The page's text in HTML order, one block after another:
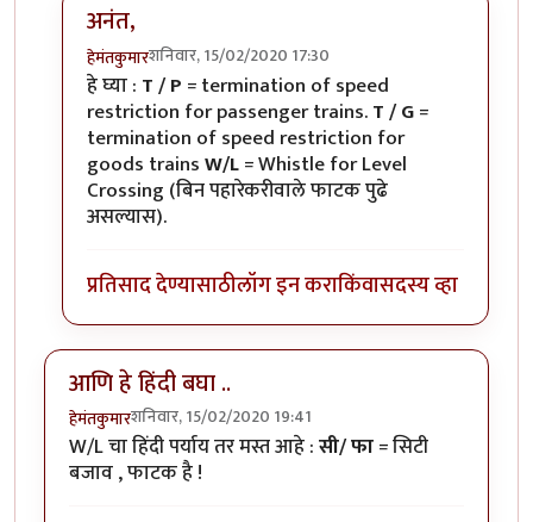
अनंत,
हेमंतकुमारशनिवार, 15/02/2020 17:30
In reply toरेल्वे रुळांच्याbyअनन्त्_यात्री
हे घ्या : T / P = termination of speed
restriction for passenger trains.T / G=
termination of speed restriction for
goods trainsW/L= Whistle for Level
Crossing (बिन पहारेकरीवाले फाटक पुढे
असल्यास).
प्रतिसाद देण्यासाठीलॉग इन कराकिंवासदस्य व्हा
आणि हे हिंदी बघा ..
हेमंतकुमारशनिवार, 15/02/2020 19:41
W/L चा हिंदी पर्याय तर मस्त आहे :सी/ फा= सिटी
बजाव , फाटक है !